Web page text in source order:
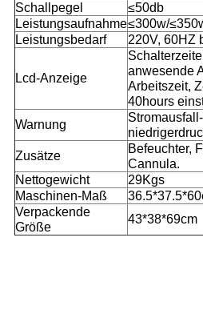
Schallpegel
≤50db
Leistungsaufnahme≤300w/
Leistungsbedarf
220V, 60HZ
Lcd-Anzeige
anwesende
Arbeitszeit,
40hours
Warnung
Zusätze
Befeuchter,
Cannula.
Nettogewicht
29Kgs
Maschinen-Maß
Verpackende
Größe
43*38*69cm